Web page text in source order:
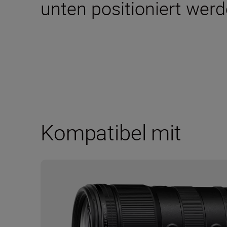
unten positioniert
Kompatibel mit